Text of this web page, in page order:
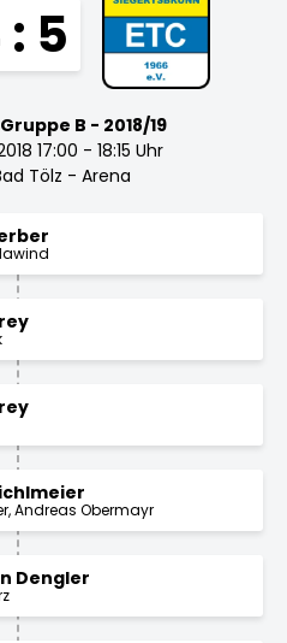
5
B - 2018/19
17:00 - 18:15 Uhr
Tölz - Arena
Andreas Obermayr
Dengler